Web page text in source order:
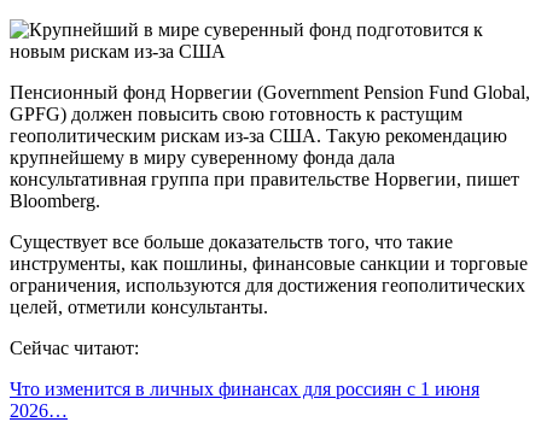
Пенсионный фонд Норвегии (Government Pension Fund Global,
GPFG) должен повысить свою готовность к растущим
геополитическим рискам из-за США. Такую рекомендацию
крупнейшему в миру суверенному фонда дала
консультативная группа при правительстве Норвегии, пишет
Bloomberg.
Существует все больше доказательств того, что такие
инструменты, как пошлины, финансовые санкции и торговые
ограничения, используются для достижения геополитических
целей, отметили консультанты.
Сейчас читают:
Что изменится в личных финансах для россиян с 1 июня
2026…